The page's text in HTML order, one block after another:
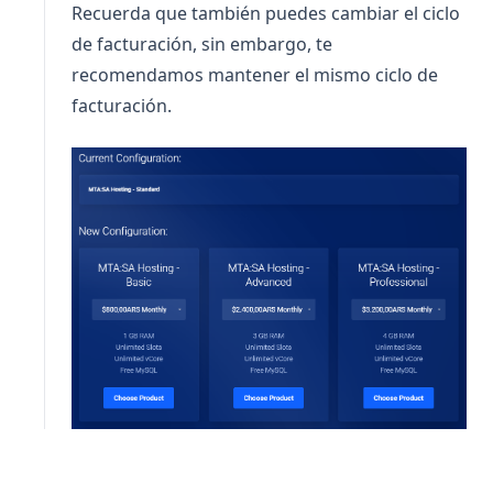
Recuerda que también puedes cambiar el ciclo
de facturación, sin embargo, te
recomendamos mantener el mismo ciclo de
facturación.